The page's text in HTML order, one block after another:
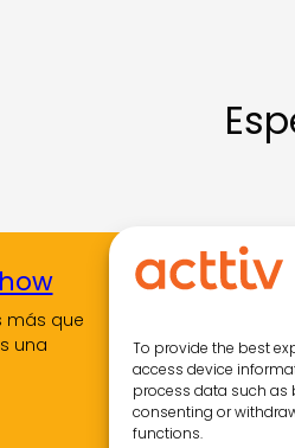
To provide the best
access device
process data such as
consenting or
functions.
más que
una